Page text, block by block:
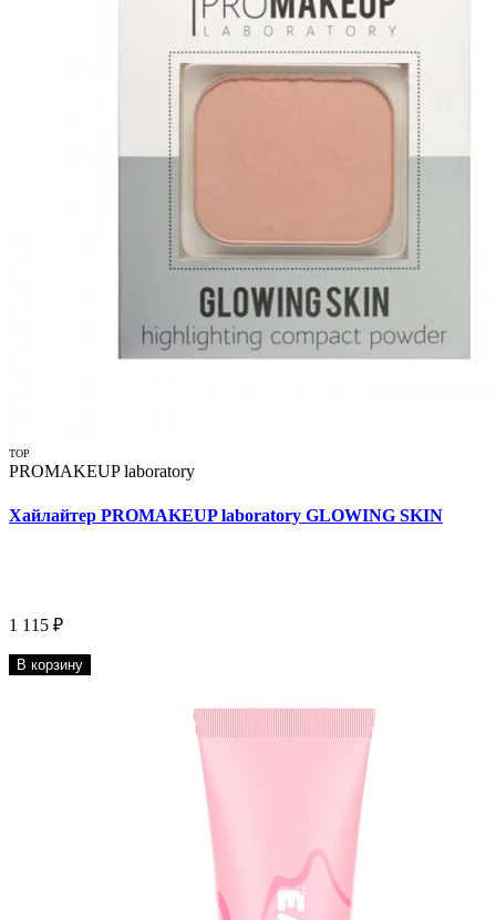
TOP
PROMAKEUP laboratory
Хайлайтер PROMAKEUP laboratory GLOWING SKIN
1 115 ₽
В корзину